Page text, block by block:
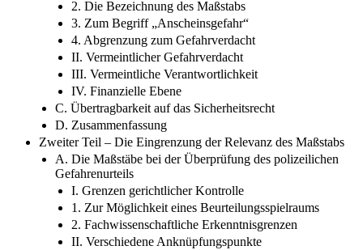
2. Die Bezeichnung des Maßstabs
3. Zum Begriff „Anscheinsgefahr“
4. Abgrenzung zum Gefahrverdacht
II. Vermeintlicher Gefahrverdacht
III. Vermeintliche Verantwortlichkeit
IV. Finanzielle Ebene
C. Übertragbarkeit auf das Sicherheitsrecht
D. Zusammenfassung
Zweiter Teil – Die Eingrenzung der Relevanz des Maßstabs
A. Die Maßstäbe bei der Überprüfung des polizeilichen
Gefahrenurteils
I. Grenzen gerichtlicher Kontrolle
1. Zur Möglichkeit eines Beurteilungsspielraums
2. Fachwissenschaftliche Erkenntnisgrenzen
II. Verschiedene Anknüpfungspunkte